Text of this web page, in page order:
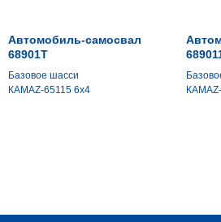
Автомобиль-самосвал
68901Т
Базовое шасси
КАМАZ-65115 6х4